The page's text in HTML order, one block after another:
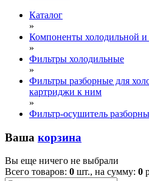
Каталог
»
Компоненты холодильной и
»
Фильтры холодильные
»
Фильтры разборные для
картриджи к ним
»
Фильтр-осушитель
Ваша корзина
Вы еще ничего не выбрали
Всего товаров: 0 шт., на сумму: 0